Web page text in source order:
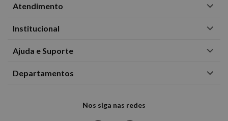
Atendimento
Institucional
Ajuda e Suporte
Departamentos
Nos siga nas redes